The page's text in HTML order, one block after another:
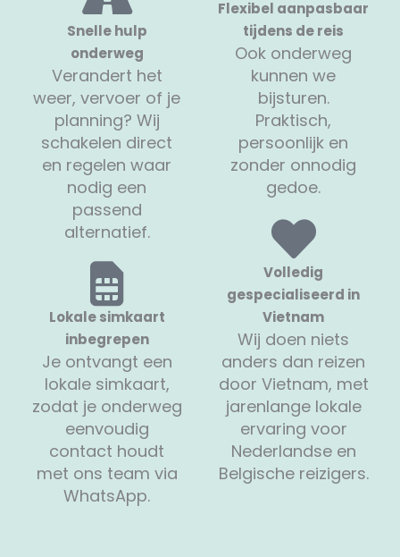
Snelle hulp
onderweg
Verandert het
weer, vervoer of je
planning? Wij
schakelen direct
en regelen waar
nodig een
passend
alternatief.
Lokale simkaart
inbegrepen
Je ontvangt een
lokale simkaart,
zodat je onderweg
eenvoudig
contact houdt
met ons team via
WhatsApp.
Flexibel aanpasbaar
tijdens de reis
Ook onderweg
kunnen we
bijsturen.
Praktisch,
persoonlijk en
zonder onnodig
gedoe.
Volledig
gespecialiseerd in
Vietnam
Wij doen niets
anders dan reizen
door Vietnam, met
jarenlange lokale
ervaring voor
Nederlandse en
Belgische reizigers.